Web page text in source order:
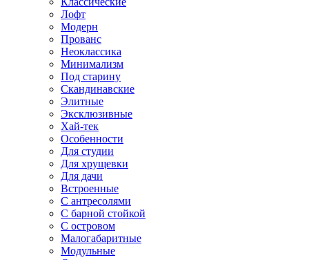
Лофт
Модерн
Прованс
Неоклассика
Минимализм
Под старину
Скандинавские
Элитные
Эксклюзивные
Хай-тек
Особенности
Для студии
Для хрущевки
Для дачи
Встроенные
С антресолями
С барной стойкой
С островом
Малогабаритные
Модульные